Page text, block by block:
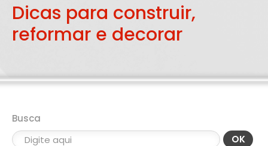
Dicas para construir,
reformar e decorar
Busca
OK